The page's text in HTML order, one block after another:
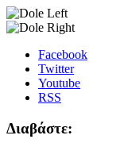
Facebook
Twitter
Youtube
RSS
Διαβάστε: